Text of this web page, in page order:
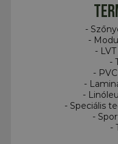
-
-
-
-
-
-
-
- Speciális
-
-